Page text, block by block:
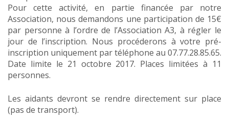
Pour cette activité, en partie financée par notre
Association, nous demandons une participation de 15€
par personne à l’ordre de l’Association A3, à régler le
jour de l’inscription. Nous procéderons à votre pré-
inscription uniquement par téléphone au 07.77.28.85.65.
Date limite le 21 octobre 2017. Places limitées à 11
personnes.
Les aidants devront se rendre directement sur place
(pas de transport).